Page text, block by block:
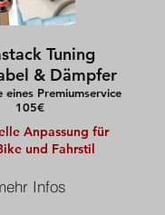
Tuning
& Dämpfer
eines Premiumservice
105€
Anpassung für
und Fahrstil
Infos